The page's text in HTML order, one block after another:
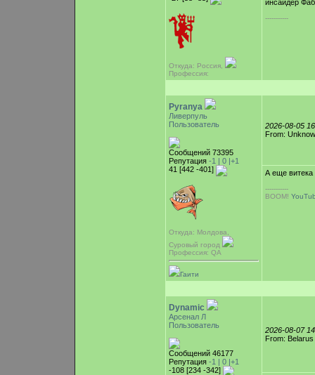
Откуда: Россия,
Профессия:
инсайдер
-----------
Pyranya
Ливерпуль
Пользователь
Сообщений 73395
Репутация -1 | 0 |+1
41 [442 -401]
Откуда: Молдова,
Суровый город
Профессия: QA
Гаити
2026-08-05
From:
А еще витека
-----------
BOOM!
Dynamic
Арсенал Л
Пользователь
Сообщений 46177
Репутация -1 | 0 |+1
-108 [234 -342]
2026-08-07
From: Belarus